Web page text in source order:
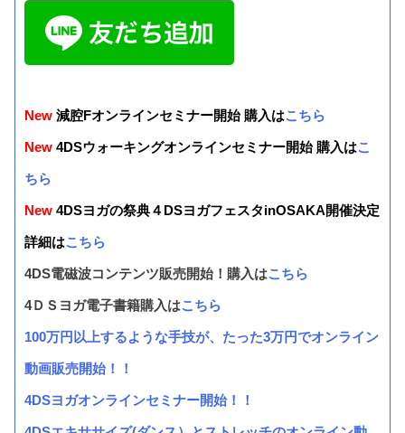
New 減腔Fオンラインセミナー開始 購入はこちら
New 4DSウォーキングオンラインセミナー開始 購入はこ
ちら
New4DSヨガの祭典４DSヨガフェスタinOSAKA開催決定
詳細はこちら
4DS電磁波コンテンツ販売開始！購入はこちら
4ＤＳヨガ電子書籍購入はこちら
100万円以上するような手技が、たった3万円でオンライン
動画販売開始！！
4DSヨガオンラインセミナー開始！！